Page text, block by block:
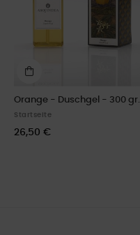
Orange - Duschgel - 300 gr.
Startseite
26,50 €